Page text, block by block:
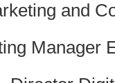
and
Manager